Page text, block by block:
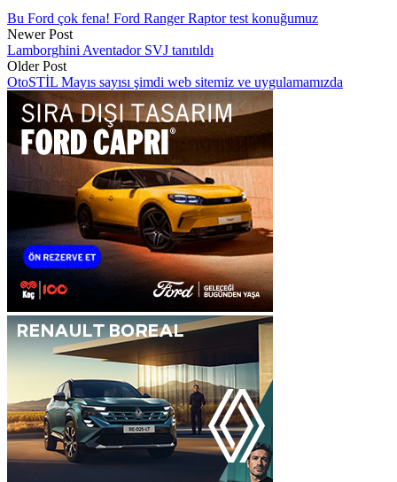
Bu Ford çok fena! Ford Ranger Raptor test konuğumuz
Newer Post
Lamborghini Aventador SVJ tanıtıldı
Older Post
OtoSTİL Mayıs sayısı şimdi web sitemiz ve uygulamamızda